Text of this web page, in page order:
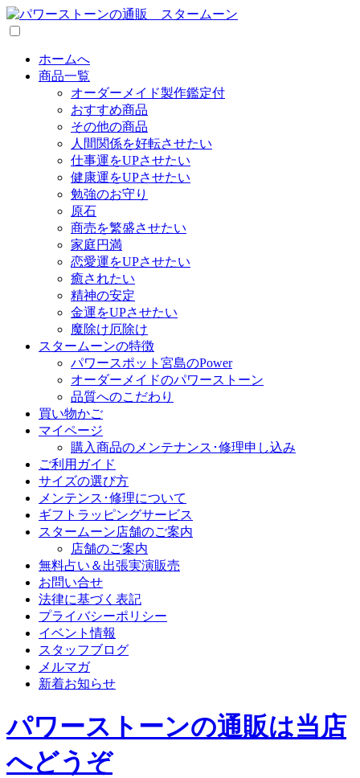
ホームへ
商品一覧
オーダーメイド製作鑑定付
おすすめ商品
その他の商品
人間関係を好転させたい
仕事運をUPさせたい
健康運をUPさせたい
勉強のお守り
原石
商売を繁盛させたい
家庭円満
恋愛運をUPさせたい
癒されたい
精神の安定
金運をUPさせたい
魔除け厄除け
スタームーンの特徴
パワースポット宮島のPower
オーダーメイドのパワーストーン
品質へのこだわり
買い物かご
マイページ
購入商品のメンテナンス･修理申し込み
ご利用ガイド
サイズの選び方
メンテンス･修理について
ギフトラッピングサービス
スタームーン店舗のご案内
店舗のご案内
無料占い＆出張実演販売
お問い合せ
法律に基づく表記
プライバシーポリシー
イベント情報
スタッフブログ
メルマガ
新着お知らせ
パワーストーンの通販は当店
へどうぞ